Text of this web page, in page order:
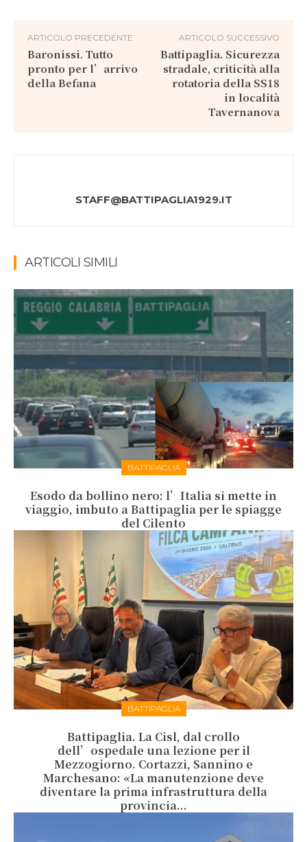
ARTICOLO PRECEDENTE
Baronissi. Tutto
pronto per l’arrivo
della Befana
ARTICOLO SUCCESSIVO
Battipaglia. Sicurezza
stradale, criticità alla
rotatoria della SS18
in località
Tavernanova
STAFF@BATTIPAGLIA1929.IT
ARTICOLI SIMILI
BATTIPAGLIA
Esodo da bollino nero: l’Italia si mette in
viaggio, imbuto a Battipaglia per le spiagge
del Cilento
BATTIPAGLIA
Battipaglia. La Cisl, dal crollo
dell’ospedale una lezione per il
Mezzogiorno. Cortazzi, Sannino e
Marchesano: «La manutenzione deve
diventare la prima infrastruttura della
provincia...